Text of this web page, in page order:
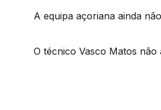
A equipa açoriana ainda
O técnico Vasco Matos não